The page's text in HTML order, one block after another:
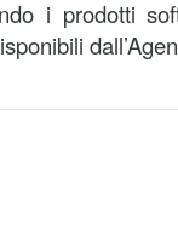
i prodotti